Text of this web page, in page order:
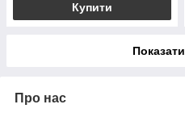
Купити
Про нас